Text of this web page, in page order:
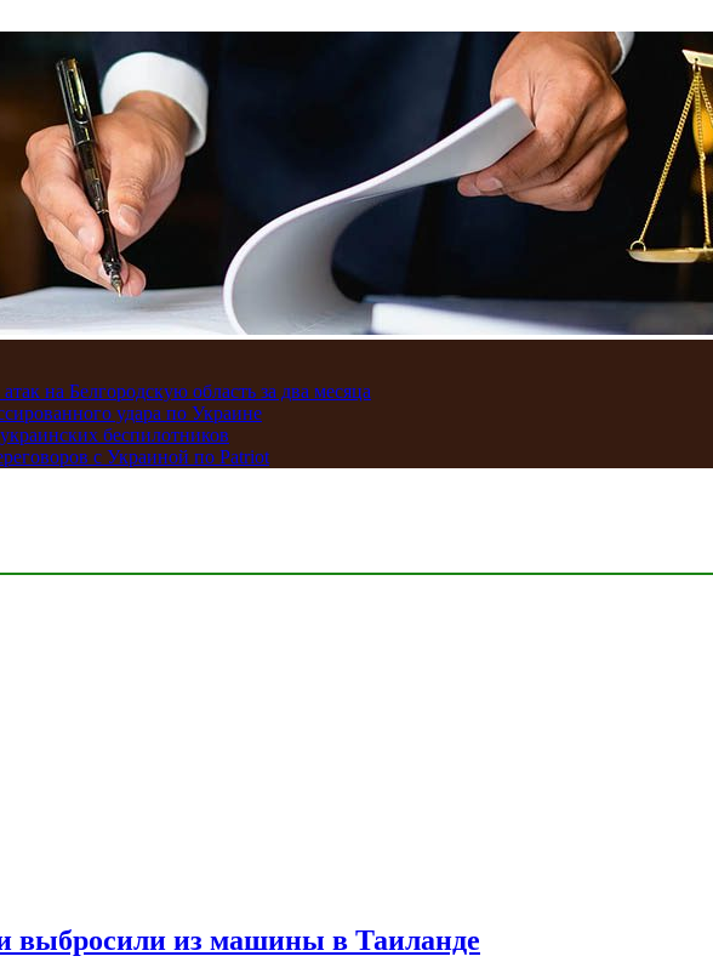
на Белгородскую область за два месяца
удара по Украине
беспилотников
с Украиной по Patriot
выбросили из машины в Таиланде